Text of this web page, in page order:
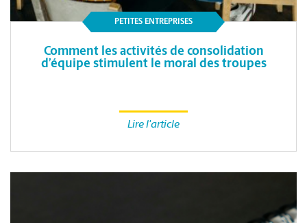
PETITES ENTREPRISES
Comment les activités de consolidation
d’équipe stimulent le moral des troupes
Lire l'article